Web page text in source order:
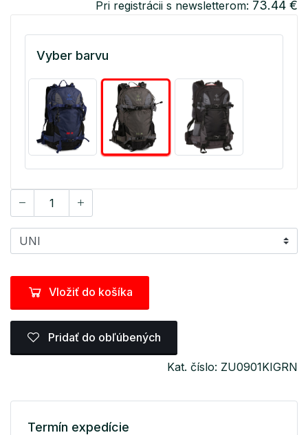
Pri registrácii s newsletterom: 73.44 €
Vyber barvu
Vložiť do košíka
Pridať do obľúbených
Kat. číslo: ZU0901KIGRN
Termín expedície